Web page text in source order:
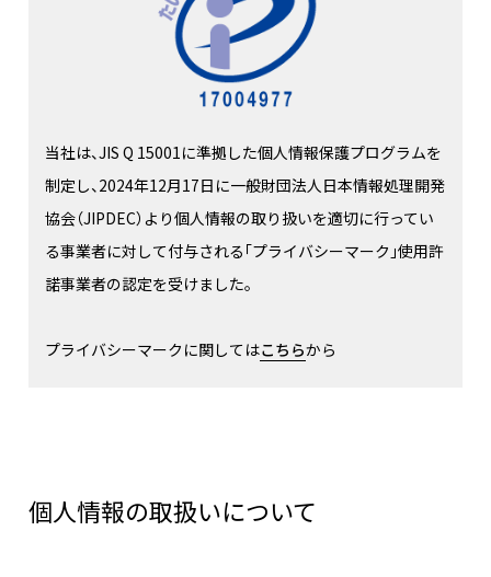
当社は、JIS Q 15001に準拠した個人情報保護プログラムを
制定し、2024年12月17日に一般財団法人日本情報処理開発
協会（JIPDEC）より個人情報の取り扱いを適切に行ってい
る事業者に対して付与される「プライバシーマーク」使用許
諾事業者の認定を受けました。
プライバシーマークに関してはこちらから
個人情報の取扱いについて